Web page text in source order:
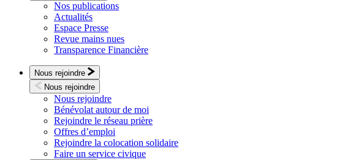
Nos publications
Actualités
Espace Presse
Revue mains nues
Transparence Financière
Nous rejoindre
Nous rejoindre
Nous rejoindre
Bénévolat autour de moi
Rejoindre le réseau prière
Offres d’emploi
Rejoindre la colocation solidaire
Faire un service civique